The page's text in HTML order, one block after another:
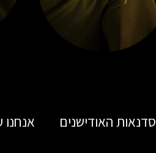
סדנאות האודישנים